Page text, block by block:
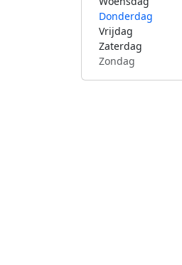
Donderdag
Vrijdag
Zaterdag
Zondag